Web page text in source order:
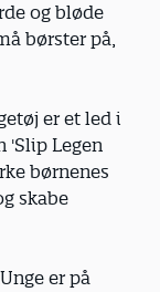
og bløde
børster på,
er et led i
'Slip Legen
børnenes
skabe
er på